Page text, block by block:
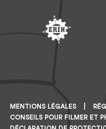
MENTIONS LÉGALES
CONSEILS POUR FILMER ET